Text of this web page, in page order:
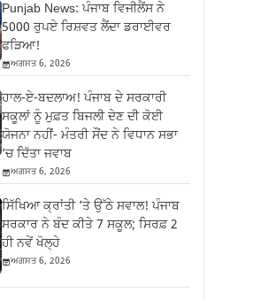
Punjab News: ਪੰਜਾਬ ਵਿਜੀਲੈਂਸ ਨੇ
5000 ਰੁਪਏ ਰਿਸ਼ਵਤ ਲੈਂਦਾ ਡਰਾਈਵਰ
ਫੜਿਆ!
ਅਗਸਤ 6, 2026
ਹਾਲ-ਏ-ਬਦਲਾਅ! ਪੰਜਾਬ ਦੇ ਸਰਕਾਰੀ
ਸਕੂਲਾਂ ਨੂੰ ਮੁਫ਼ਤ ਬਿਜਲੀ ਦੇਣ ਦੀ ਕੋਈ
ਯੋਜਨਾ ਨਹੀਂ- ਮੰਤਰੀ ਸੌਂਦ ਨੇ ਵਿਧਾਨ ਸਭਾ
‘ਚ ਦਿੱਤਾ ਜਵਾਬ
ਅਗਸਤ 6, 2026
ਸਿੱਖਿਆ ਕ੍ਰਾਂਤੀ ‘ਤੇ ਉੱਠੇ ਸਵਾਲ! ਪੰਜਾਬ
ਸਰਕਾਰ ਨੇ ਬੰਦ ਕੀਤੇ 7 ਸਕੂਲ; ਸਿਰਫ਼ 2
ਹੀ ਨਵੇਂ ਖੋਲ੍ਹੇ
ਅਗਸਤ 6, 2026